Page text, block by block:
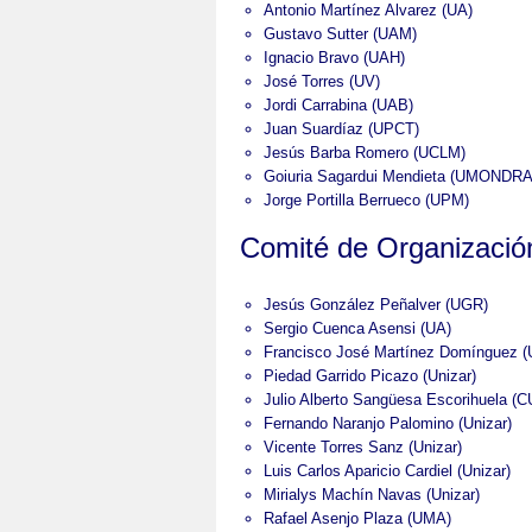
Antonio Martínez Alvarez (UA)
Gustavo Sutter (UAM)
Ignacio Bravo (UAH)
José Torres (UV)
Jordi Carrabina (UAB)
Juan Suardíaz (UPCT)
Jesús Barba Romero (UCLM)
Goiuria Sagardui Mendieta
Jorge Portilla Berrueco (UPM)
Comité de
Jesús González Peñalver (UGR)
Sergio Cuenca Asensi (UA)
Francisco José Martínez Domínguez
Piedad Garrido Picazo (Unizar)
Julio Alberto Sangüesa Escorihuela
Fernando Naranjo Palomino (Unizar)
Vicente Torres Sanz (Unizar)
Luis Carlos Aparicio Cardiel (Unizar)
Mirialys Machín Navas (Unizar)
Rafael Asenjo Plaza (UMA)